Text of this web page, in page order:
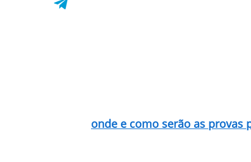
onde e como serão as provas